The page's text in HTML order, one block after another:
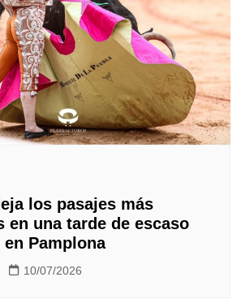
los pasajes más
en una tarde de escaso
Pamplona
10/07/2026